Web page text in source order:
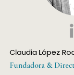
Claudia López
Fundadora &